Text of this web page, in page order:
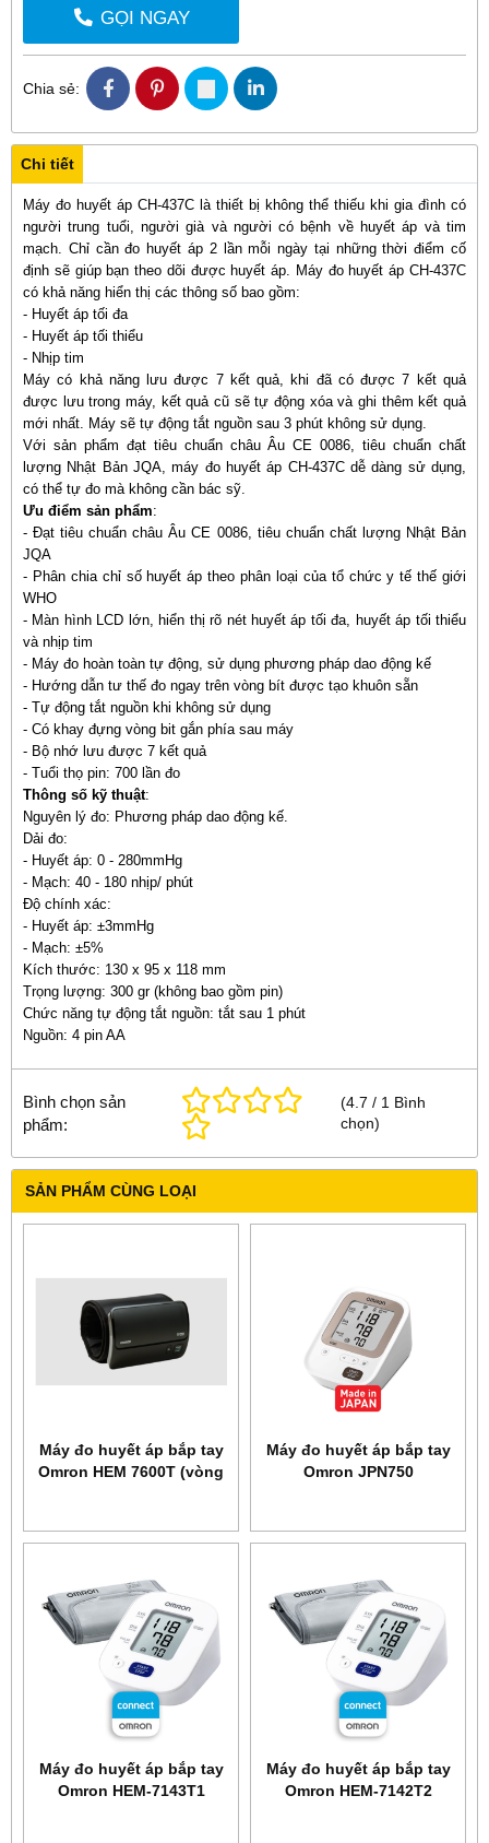
GỌI NGAY
Chia sẻ:
Chi tiết
Máy đo huyết áp CH-437C là thiết bị không thể thiếu khi gia đình có
người trung tuổi, người già và người có bệnh về huyết áp và tim
mạch. Chỉ cần đo huyết áp 2 lần mỗi ngày tại những thời điểm cố
định sẽ giúp bạn theo dõi được huyết áp. Máy đo huyết áp CH-437C
có khả năng hiển thị các thông số bao gồm:
- Huyết áp tối đa
- Huyết áp tối thiểu
- Nhịp tim
Máy có khả năng lưu được 7 kết quả, khi đã có được 7 kết quả
được lưu trong máy, kết quả cũ sẽ tự động xóa và ghi thêm kết quả
mới nhất. Máy sẽ tự động tắt nguồn sau 3 phút không sử dụng.
Với sản phẩm đạt tiêu chuẩn châu Âu CE 0086, tiêu chuẩn chất
lượng Nhật Bản JQA, máy đo huyết áp CH-437C dễ dàng sử dụng,
có thể tự đo mà không cần bác sỹ.
Ưu điểm sản phẩm:
- Đạt tiêu chuẩn châu Âu CE 0086, tiêu chuẩn chất lượng Nhật Bản
JQA
- Phân chia chỉ số huyết áp theo phân loại của tổ chức y tế thế giới
WHO
- Màn hình LCD lớn, hiển thị rõ nét huyết áp tối đa, huyết áp tối thiểu
và nhịp tim
- Máy đo hoàn toàn tự động, sử dụng phương pháp dao động kế
- Hướng dẫn tư thế đo ngay trên vòng bít được tạo khuôn sẵn
- Tự động tắt nguồn khi không sử dụng
- Có khay đựng vòng bit gắn phía sau máy
- Bộ nhớ lưu được 7 kết quả
- Tuổi thọ pin: 700 lần đo
Thông số kỹ thuật:
Nguyên lý đo: Phương pháp dao động kế.
Dải đo:
- Huyết áp: 0 - 280mmHg
- Mạch: 40 - 180 nhịp/ phút
Độ chính xác:
- Huyết áp: ±3mmHg
- Mạch: ±5%
Kích thước: 130 x 95 x 118 mm
Trọng lượng: 300 gr (không bao gồm pin)
Chức năng tự động tắt nguồn: tắt sau 1 phút
Nguồn: 4 pin AA
Bình chọn sản
phẩm:
(4.7 / 1 Bình
chọn)
SẢN PHẨM CÙNG LOẠI
Máy đo huyết áp bắp tay
Omron HEM 7600T (vòng
Máy đo huyết áp bắp tay
Omron JPN750
Máy đo huyết áp bắp tay
Omron HEM-7143T1
Máy đo huyết áp bắp tay
Omron HEM-7142T2